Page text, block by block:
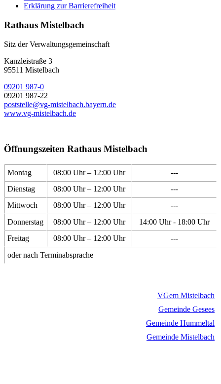
Erklärung zur Barrierefreiheit
Rathaus Mistelbach
Sitz der Verwaltungsgemeinschaft
Kanzleistraße 3
95511 Mistelbach
09201 987-0
09201 987-22
poststelle@vg-mistelbach.bayern.de
www.vg-mistelbach.de
Öffnungszeiten Rathaus Mistelbach
Montag 08:00 Uhr – 12:00 Uhr
---
Dienstag
08:00 Uhr – 12:00 Uhr
---
Mittwoch
08:00 Uhr – 12:00 Uhr
---
Donnerstag
08:00 Uhr – 12:00 Uhr
14:00 Uhr - 18:00 Uhr
Freitag
08:00 Uhr – 12:00 Uhr
---
oder nach Terminabsprache
VGem Mistelbach
Gemeinde Gesees
Gemeinde Hummeltal
Gemeinde Mistelbach